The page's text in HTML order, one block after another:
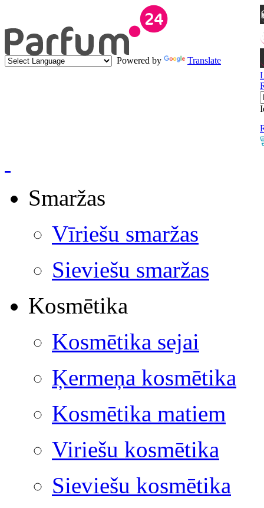
Powered by
Translate
Smaržas
Vīriešu smaržas
Sieviešu smaržas
Kosmētika
Kosmētika sejai
Ķermeņa kosmētika
Kosmētika matiem
Viriešu kosmētika
Sieviešu kosmētika